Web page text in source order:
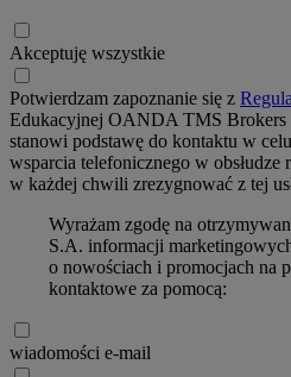
Akceptuję wszystkie
Potwierdzam zapoznanie się z
Edukacyjnej OANDA TMS Brokers
stanowi podstawę do kontaktu w
wsparcia telefonicznego w
w każdej chwili zrezygnować z tej
Wyrażam zgodę na
S.A. informacji
o nowościach i promocjach na
kontaktowe za pomocą:
wiadomości e-mail